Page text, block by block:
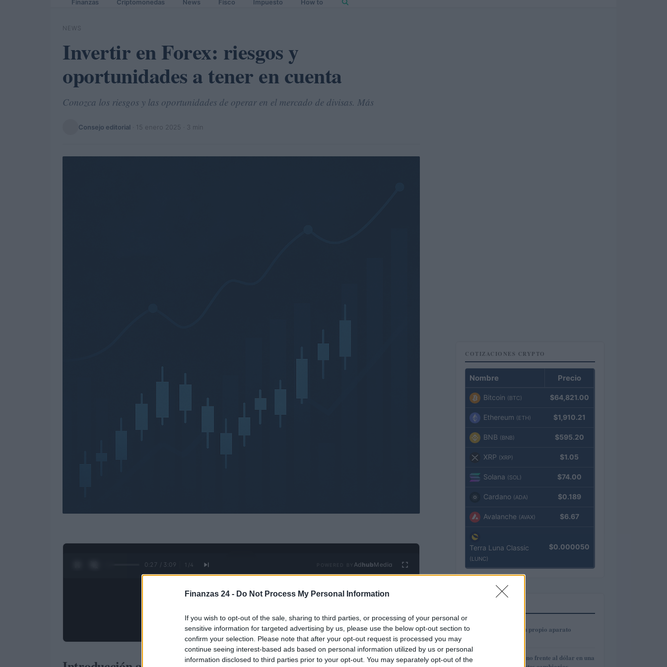
Finanzas 24 - Do Not Process My Personal Information
If you wish to opt-out of the sale, sharing to third parties, or processing of your personal or
sensitive information for targeted advertising by us, please use the below opt-out section to
confirm your selection. Please note that after your opt-out request is processed you may
continue seeing interest-based ads based on personal information utilized by us or personal
information disclosed to third parties prior to your opt-out. You may separately opt-out of the
Finanzas Criptomonedas News Fisco Impuesto How to
NEWS
Invertir en Forex: riesgos y
oportunidades a tener en cuenta
Conozca los riesgos y las oportunidades de operar en el mercado de divisas. Más
Consejo editorial 15 enero 2025 · 3 min
0:28 / 3:09 1 /4 Ad hubMedia
COTIZACIONES CRYPTO
Nombre Precio
Bitcoin (BTC) $64,821.00
Ethereum (ETH) $1,910.21
BNB (BNB) $595.20
XRP (XRP) $1.05
Solana (SOL) $74.00
Cardano (ADA) $0.189
Avalanche (AVAX) $6.67
Terra Luna Classic
(LUNC)
$0.000050
1
Cómo construir tu propio aparato
2
El euro cede terreno frente al dólar en una